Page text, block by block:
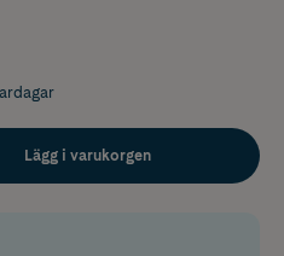
Lägg i varukorgen